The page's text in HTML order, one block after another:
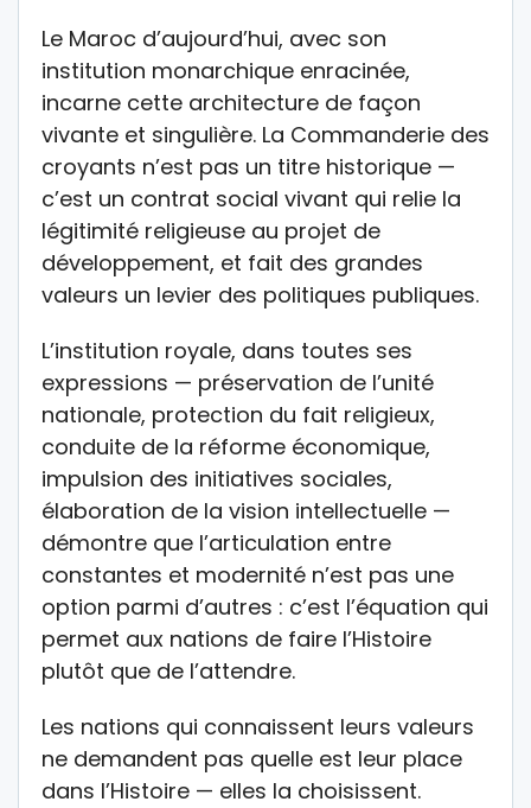
Le Maroc d’aujourd’hui, avec son
institution monarchique enracinée,
incarne cette architecture de façon
vivante et singulière. La Commanderie des
croyants n’est pas un titre historique —
c’est un contrat social vivant qui relie la
légitimité religieuse au projet de
développement, et fait des grandes
valeurs un levier des politiques publiques.
L’institution royale, dans toutes ses
expressions — préservation de l’unité
nationale, protection du fait religieux,
conduite de la réforme économique,
impulsion des initiatives sociales,
élaboration de la vision intellectuelle —
démontre que l’articulation entre
constantes et modernité n’est pas une
option parmi d’autres : c’est l’équation qui
permet aux nations de faire l’Histoire
plutôt que de l’attendre.
Les nations qui connaissent leurs valeurs
ne demandent pas quelle est leur place
dans l’Histoire — elles la choisissent.